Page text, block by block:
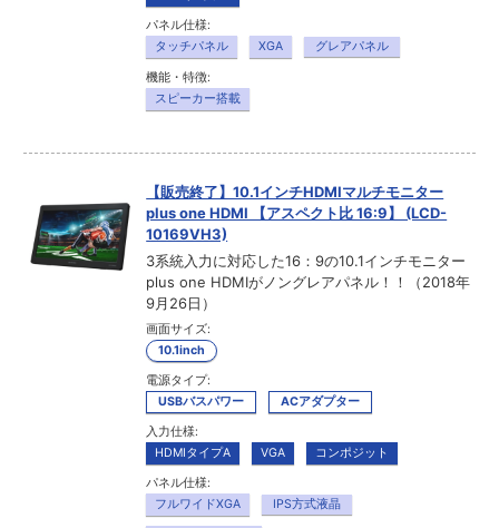
パネル仕様:
タッチパネル
XGA グレアパネル
機能・特徴:
スピーカー搭載
【販売終了】10.1インチHDMIマルチモニター
plus one HDMI 【アスペクト比 16:9】 (LCD-
10169VH3)
3系統入力に対応した16：9の10.1インチモニター
plus one HDMIがノングレアパネル！！（2018年
9月26日）
画面サイズ:
10.1inch
電源タイプ:
USBバスパワー
ACアダプター
入力仕様:
HDMIタイプA
VGA コンポジット
パネル仕様:
フルワイドXGA
IPS方式液晶